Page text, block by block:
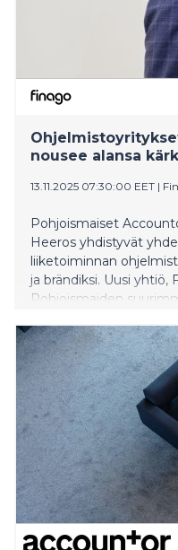
nousee alansa
13.11.2025 07:30:00 EET |
Pohjoismaiset
Heeros yhdistyvät
liiketoiminnan
ja brändiksi. Uusi yhtiö,
Pohjoismaiden